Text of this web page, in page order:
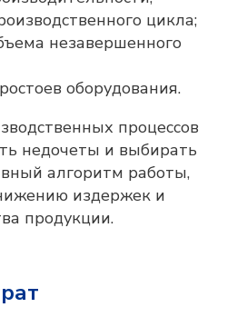
цикла;
незавершенного
оборудования.
процессов
недочеты и выбирать
алгоритм работы,
издержек и
продукции.